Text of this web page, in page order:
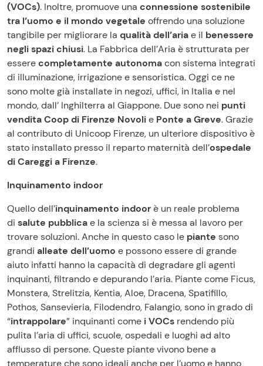
(VOCs). Inoltre, promuove una connessione sostenibile
tra l’uomo e il mondo vegetale offrendo una soluzione
tangibile per migliorare la qualità dell’ariae il benessere
negli spazi chiusi. La Fabbrica dell’Aria è strutturata per
esserecompletamente autonomacon sistema integrati
di illuminazione, irrigazione e sensoristica. Oggi ce ne
sono molte già installate in negozi, uffici, in Italia e nel
mondo, dall’ Inghilterra al Giappone. Due sono nei punti
vendita Coop di Firenze Novolie Ponte a Greve. Grazie
al contributo di Unicoop Firenze, un ulteriore dispositivo è
stato installato presso il reparto maternità dell’ospedale
di Careggi a Firenze.
Inquinamento indoor
Quello dell’inquinamento indoorè un reale problema
di salute pubblicae la scienza si è messa al lavoro per
trovaresoluzioni. Anche in questo caso le piante sono
grandi alleate dell’uomo e possono essere di grande
aiuto infatti hanno la capacità di degradare gli agenti
inquinanti, filtrando e depurando l’aria. Piante come Ficus,
Monstera, Strelitzia, Kentia, Aloe, Dracena, Spatifillo,
Pothos, Sansevieria, Filodendro, Falangio, sono in grado di
“intrappolare” inquinanti come i VOCs rendendo più
pulita l’aria di uffici, scuole, ospedali e luoghi ad alto
afflusso di persone. Queste piante vivono bene a
temperature che sono ideali anche per l’uomo e hanno